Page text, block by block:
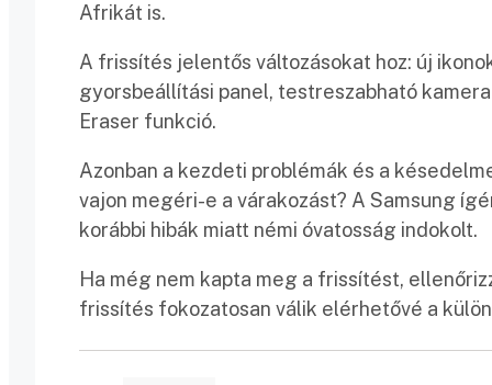
Afrikát is.​
A frissítés jelentős változásokat hoz: új
gyorsbeállítási panel, testreszabható
Eraser funkció.
Azonban a kezdeti problémák és a
vajon megéri-e a várakozást? A Samsung
korábbi hibák miatt némi óvatosság indokolt.​
Ha még nem kapta meg a frissítést,
frissítés fokozatosan válik elérhetővé a